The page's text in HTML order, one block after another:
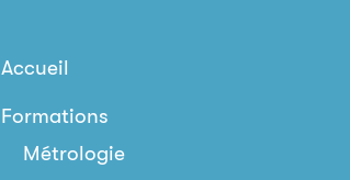
Accueil
Formations
Métrologie